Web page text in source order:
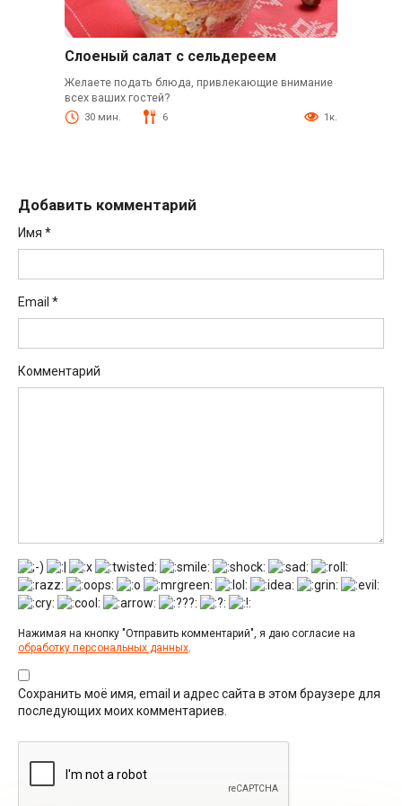
Слоеный салат с сельдереем
Желаете подать блюда, привлекающие внимание
всех ваших гостей?
30 мин. 6 1к.
Добавить комментарий
Имя *
Email *
Комментарий
Нажимая на кнопку "Отправить комментарий", я даю согласие на
обработку персональных данных
Сохранить моё имя, email и адрес сайта в этом браузере для
последующих моих комментариев.